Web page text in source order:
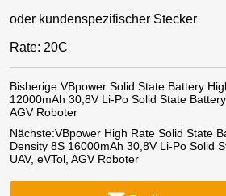
oder kundenspezifischer Stecker
Rate: 20C
Bisherige:VBpower Solid State Battery
12000mAh 30,8V Li-Po Solid State
AGV Roboter
Nächste:VBpower High Rate Solid State
Density 8S 16000mAh 30,8V Li-Po Solid
UAV, eVTol, AGV Roboter